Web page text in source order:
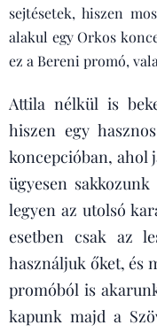
sejtésetek, hiszen
alakul egy Orkos
ez a Bereni promó,
Attila nélkül is
hiszen egy
koncepcióban, ahol
ügyesen
legyen az utolsó
esetben csak az
használjuk őket, és
promóból is
kapunk majd a